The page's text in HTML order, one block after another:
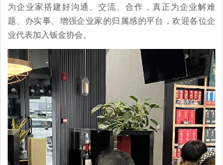
为企业家搭建好沟通、交流、合作，真正为企业解难
题、办实事、增强企业家的归属感的平台，欢迎各位企
业代表加入钣金协会。